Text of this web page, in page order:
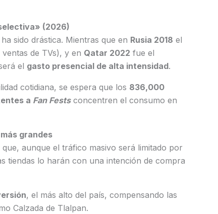
(2026)
sido drástica. Mientras que en Rusia 2018 el
de TVs), y en Qatar 2022 fue el
el gasto presencial de alta intensidad.
cotidiana, se espera que los 836,000
a Fan Fests concentren el consumo en
grandes
aunque el tráfico masivo será limitado por
tiendas lo harán con una intención de compra
, el más alto del país, compensando las
Calzada de Tlalpan.